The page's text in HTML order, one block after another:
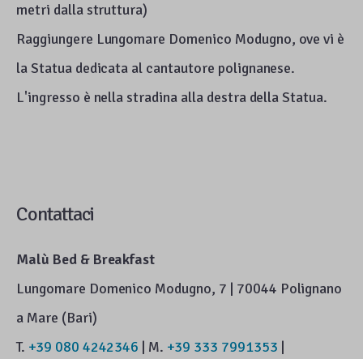
metri dalla struttura)
Raggiungere Lungomare Domenico Modugno, ove vi è
la Statua dedicata al cantautore polignanese.
L'ingresso è nella stradina alla destra della Statua.
Contattaci
Malù Bed & Breakfast
Lungomare Domenico Modugno, 7 | 70044 Polignano
a Mare (Bari)
T. +39 080 4242346 | M. +39 333 7991353 |